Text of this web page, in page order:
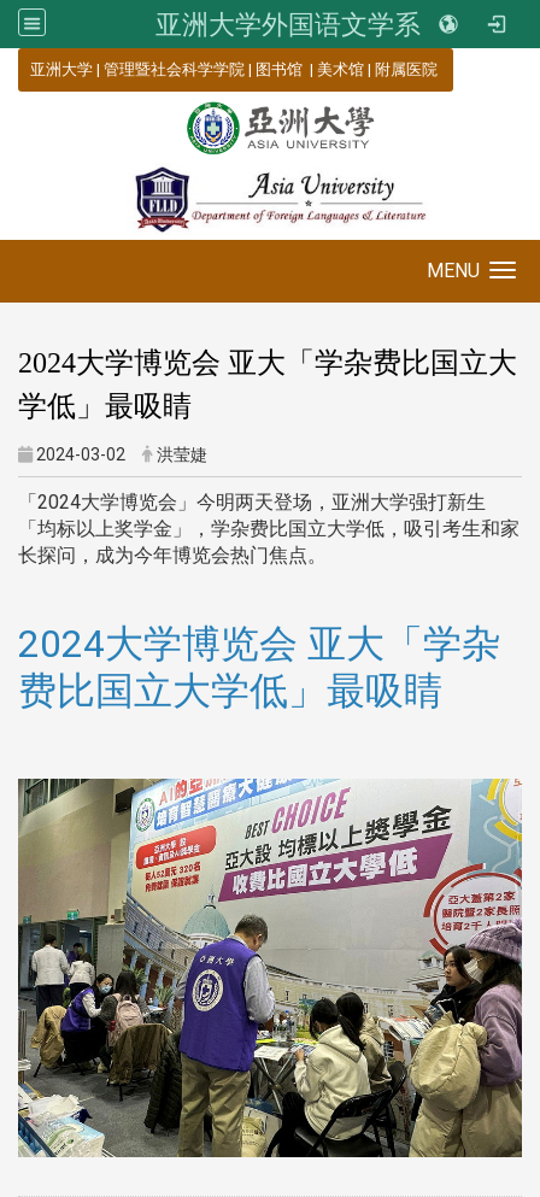
亚洲大学外国语文学系
亚洲大学 | 管理暨社会科学学院 | 图书馆 | 美术馆 | 附属医院
MENU
2024大学博览会 亚大「学杂费比国立大
学低」最吸睛
2024-03-02 洪莹婕
「2024大学博览会」今明两天登场，亚洲大学强打新生
「均标以上奖学金」，学杂费比国立大学低，吸引考生和家
长探问，成为今年博览会热门焦点。
2024大学博览会 亚大「学杂
费比国立大学低」最吸睛